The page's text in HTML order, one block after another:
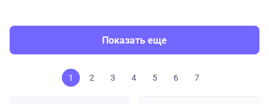
Показать еще
1 2 3 4 5 6 7